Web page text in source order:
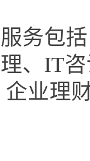
务包
、IT
业理